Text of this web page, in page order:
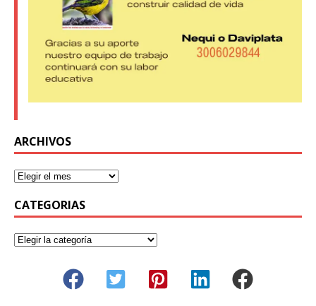
ARCHIVOS
CATEGORIAS